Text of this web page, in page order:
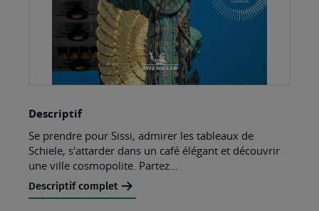
to
the
beginning
of
the
Descriptif
Se prendre pour Sissi, admirer les tableaux de
Schiele, s'attarder dans un café élégant et découvrir
une ville cosmopolite. Partez...
Descriptif complet